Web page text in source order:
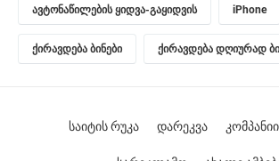
ავტონაწილების ყიდვა-გაყიდვის iPhone
ქირავდება ბინები ქირავდება დღიურად
საიტის რუკა დარეკვა